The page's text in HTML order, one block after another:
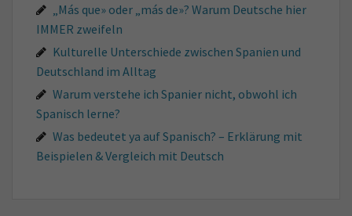
„Más que» oder „más de»? Warum Deutsche hier
IMMER zweifeln
Kulturelle Unterschiede zwischen Spanien und
Deutschland im Alltag
Warum verstehe ich Spanier nicht, obwohl ich
Spanisch lerne?
Was bedeutet ya auf Spanisch? – Erklärung mit
Beispielen & Vergleich mit Deutsch